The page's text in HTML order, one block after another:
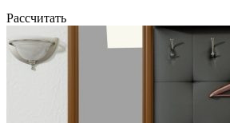
Рассчитать